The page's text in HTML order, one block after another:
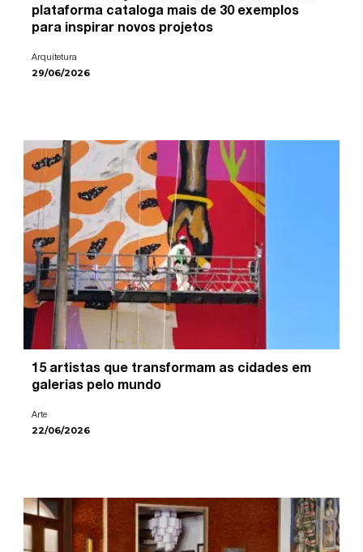
plataforma cataloga mais de 30 exemplos
para inspirar novos projetos
Arquitetura
29/06/2026
15 artistas que transformam as cidades em
galerias pelo mundo
Arte
22/06/2026